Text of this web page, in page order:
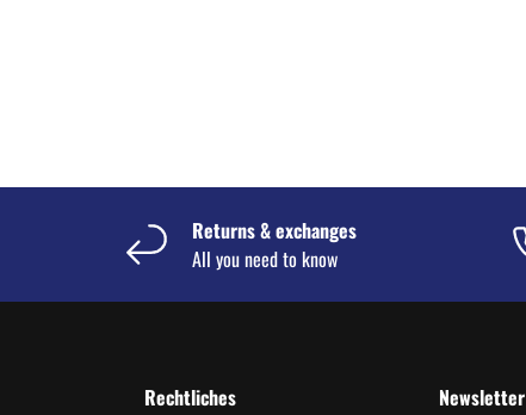
Returns & exchanges
All you need to know
Rechtliches Newsletter